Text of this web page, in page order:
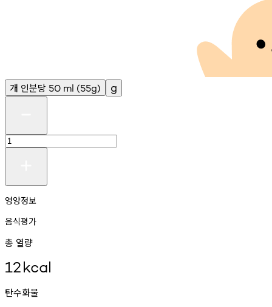
개 인분당 50 ml (55g) g
영양정보
음식평가
총 열량
12kcal
탄수화물